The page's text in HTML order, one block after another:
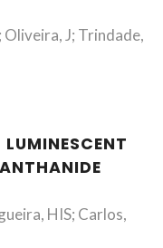
Oliveira, J; Trindade,
HIS; Carlos,